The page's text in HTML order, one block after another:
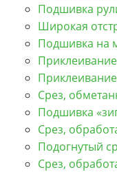
Подшивка
Широкая
Подшивка на
Срез,
Подшивка
Срез,
Подогнутый
Срез,